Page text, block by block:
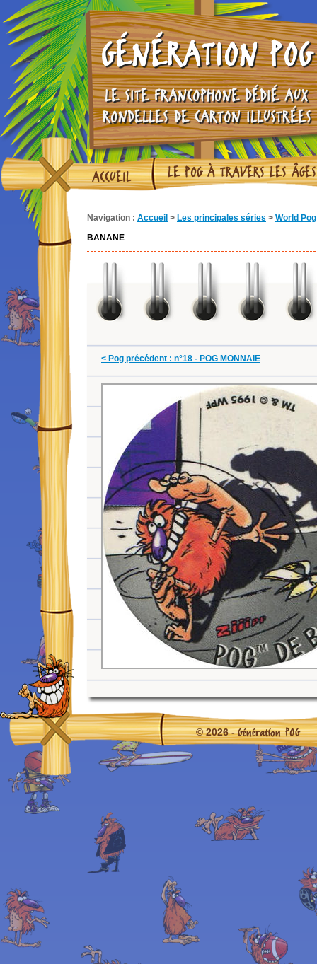
GÉNÉRATION POG
LE SITE FRANCOPHONE DÉDIÉ AUX
RONDELLES DE CARTON ILLUSTRÉES
ACCUEIL LE POG À TRAVERS LES ÂGES
Navigation : Accueil > Les principales séries > World
BANANE
< Pog précédent : n°18 - POG MONNAIE
© 2026 -Génération POG